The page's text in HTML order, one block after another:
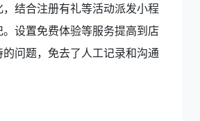
结合注册有礼等活动派发小程
设置免费体验等服务提高到店
问题，免去了人工记录和沟通